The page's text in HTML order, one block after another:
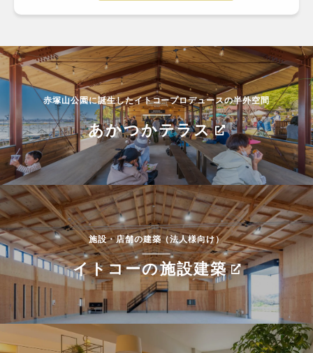
赤塚山公園に誕生したイトコープロデュースの半外空間
あかつかテラス
施設・店舗の建築（法人様向け）
イトコーの施設建築